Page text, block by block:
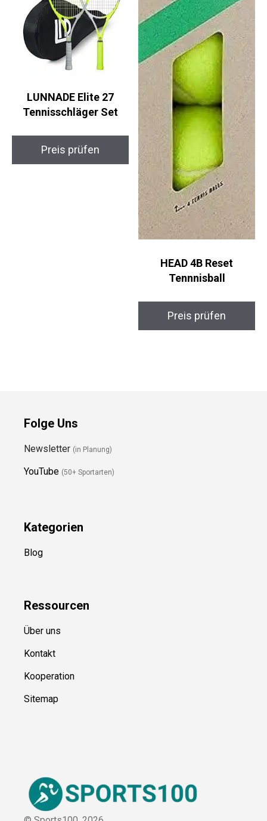
Tennisschläger Set
Tennnisball
Folge Uns
Newsletter(in Planung)
Kategorien
Ressource
Über uns
Kontakt
Kooperation